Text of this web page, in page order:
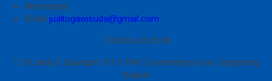
Messenger
Email jualtogawisuda@gmail.com
08.00 s/d 20.00
Jl Letda D Suprapto RT 3 RW 5 Gerendeng Kota Tangerang
Banten